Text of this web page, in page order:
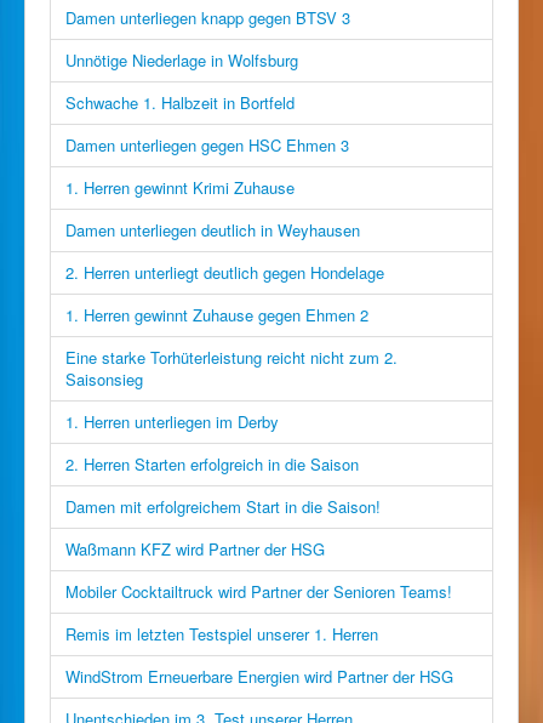
Damen unterliegen knapp gegen BTSV 3
Unnötige Niederlage in Wolfsburg
Schwache 1. Halbzeit in Bortfeld
Damen unterliegen gegen HSC Ehmen 3
1. Herren gewinnt Krimi Zuhause
Damen unterliegen deutlich in Weyhausen
2. Herren unterliegt deutlich gegen Hondelage
1. Herren gewinnt Zuhause gegen Ehmen 2
Eine starke Torhüterleistung reicht nicht zum 2.
Saisonsieg
1. Herren unterliegen im Derby
2. Herren Starten erfolgreich in die Saison
Damen mit erfolgreichem Start in die Saison!
Waßmann KFZ wird Partner der HSG
Mobiler Cocktailtruck wird Partner der Senioren Teams!
Remis im letzten Testspiel unserer 1. Herren
WindStrom Erneuerbare Energien wird Partner der HSG